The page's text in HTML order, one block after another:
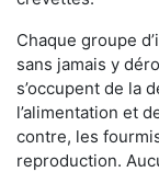
Chaque groupe
sans jamais y
s’occupent de la
l’alimentation et
contre, les
reproduction.